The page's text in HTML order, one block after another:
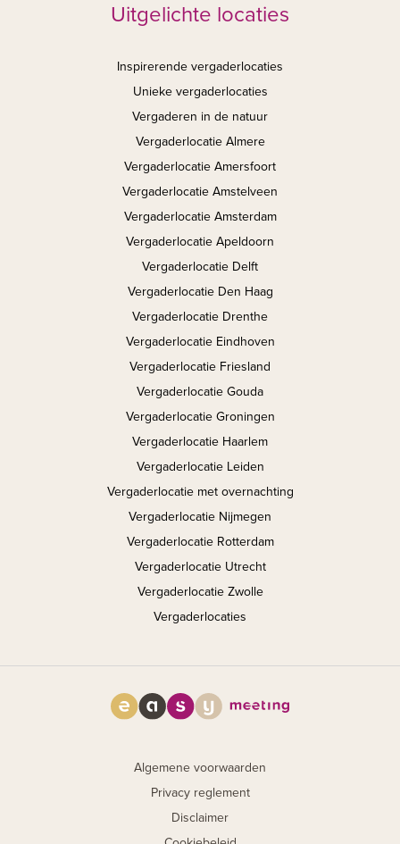
Uitgelichte locaties
Inspirerende vergaderlocaties
Unieke vergaderlocaties
Vergaderen in de natuur
Vergaderlocatie Almere
Vergaderlocatie Amersfoort
Vergaderlocatie Amstelveen
Vergaderlocatie Amsterdam
Vergaderlocatie Apeldoorn
Vergaderlocatie Delft
Vergaderlocatie Den Haag
Vergaderlocatie Drenthe
Vergaderlocatie Eindhoven
Vergaderlocatie Friesland
Vergaderlocatie Gouda
Vergaderlocatie Groningen
Vergaderlocatie Haarlem
Vergaderlocatie Leiden
Vergaderlocatie met overnachting
Vergaderlocatie Nijmegen
Vergaderlocatie Rotterdam
Vergaderlocatie Utrecht
Vergaderlocatie Zwolle
Vergaderlocaties
Algemene voorwaarden
Privacy reglement
Disclaimer